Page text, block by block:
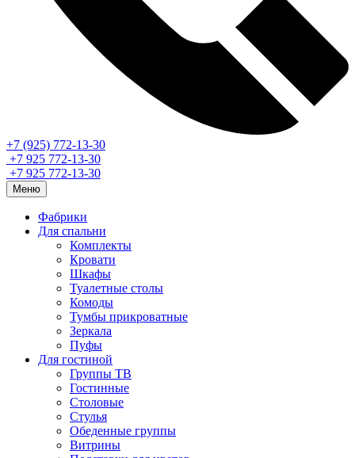
+7 (925) 772-13-30
+7 925 772-13-30
+7 925 772-13-30
Меню
Фабрики
Для спальни
Комплекты
Кровати
Шкафы
Туалетные столы
Комоды
Тумбы прикроватные
Зеркала
Пуфы
Для гостиной
Группы ТВ
Гостинные
Столовые
Стулья
Обеденные группы
Витрины